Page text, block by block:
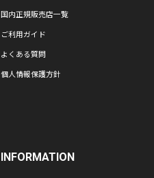
国内正規販売店一覧
ご利用ガイド
よくある質問
個人情報保護方針
INFORMATION